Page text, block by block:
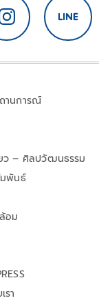
านการณ์
ว – ศิลปวัฒนธรรม
มพันธ์
อม
รา